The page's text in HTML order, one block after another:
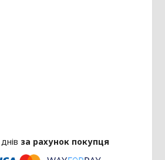
за рахунок покупця